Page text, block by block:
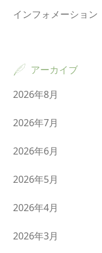
インフォメーション
アーカイブ
2026年8月
2026年7月
2026年6月
2026年5月
2026年4月
2026年3月